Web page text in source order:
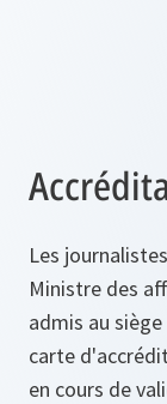
Les
Ministre des
admis au
carte
en cours de